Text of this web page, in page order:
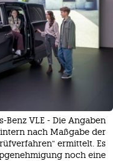
VLE - Die Angaben
nach Maßgabe der
ermittelt. Es
noch eine